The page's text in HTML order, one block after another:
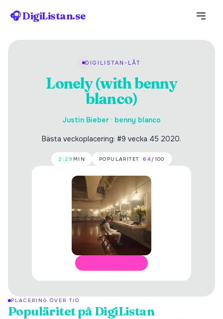
🎧 DigiListan.se
DIGILISTAN-LÅT
Lonely (with benny
blanco)
Justin Bieber · benny blanco
Bästa veckoplacering: #9 vecka 45 2020.
2:29 MIN POPULARITET ·64 /100
PLACERING ÖVER TID
Populäritet på DigiListan